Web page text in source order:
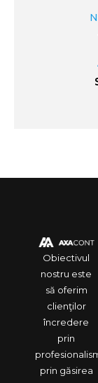
Obiectivul
nostru este
să oferim
clienţilor
încredere
prin
prin găsirea